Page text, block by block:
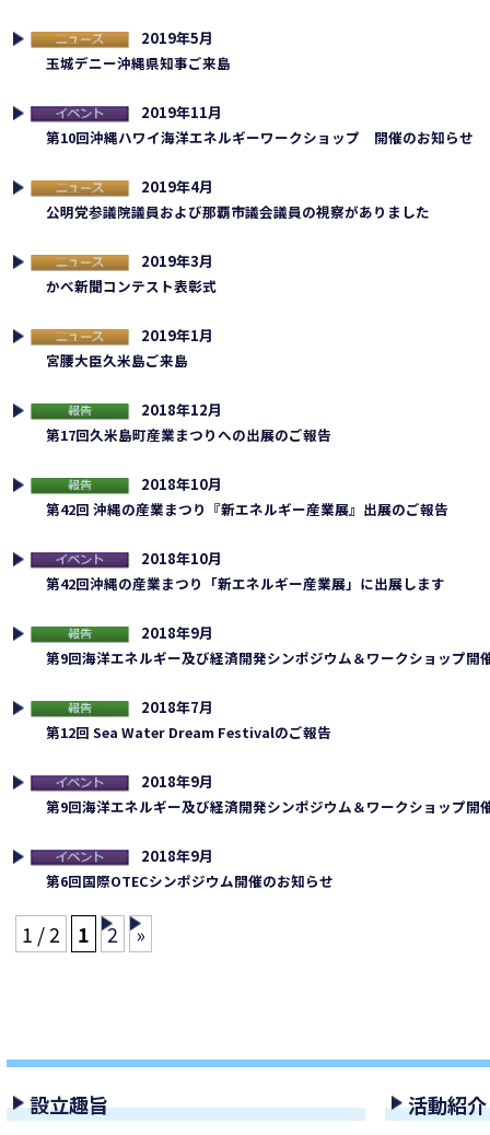
ュース
2019年5月
玉城デニー沖縄県知事ご来島
連イベント
2019年11月
第10回沖縄ハワイ海洋エネルギーワークショップ 開催のお知らせ
ュース
2019年4月
公明党参議院議員および那覇市議会議員の視察がありました
ュース
2019年3月
かべ新聞コンテスト表彰式
ュース
2019年1月
宮腰大臣久米島ご来島
告
2018年12月
第17回久米島町産業まつりへの出展のご報告
告
2018年10月
第42回 沖縄の産業まつり『新エネルギー産業展』出展のご報告
連イベント
2018年10月
第42回沖縄の産業まつり「新エネルギー産業展」に出展します
告
2018年9月
第9回海洋エネルギー及び経済開発シンポジウム＆ワークショップ開
告
2018年7月
第12回 Sea Water Dream Festivalのご報告
連イベント
2018年9月
第9回海洋エネルギー及び経済開発シンポジウム＆ワークショップ開
連イベント
2018年9月
第6回国際OTECシンポジウム開催のお知らせ
1 / 2 1 2 »
設立趣旨 活動紹介